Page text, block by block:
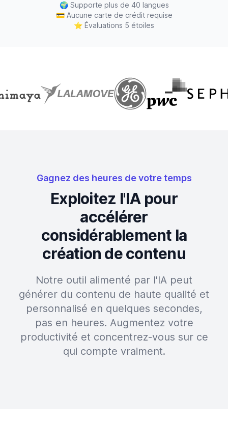
🌍 Supporte plus de 40 langues
💳 Aucune carte de crédit requise
⭐ Évaluations 5 étoiles
Gagnez des heures de votre temps
Exploitez l'IA pour
accélérer
considérablement la
création de contenu
Notre outil alimenté par l'IA peut
générer du contenu de haute qualité et
personnalisé en quelques secondes,
pas en heures. Augmentez votre
productivité et concentrez-vous sur ce
qui compte vraiment.